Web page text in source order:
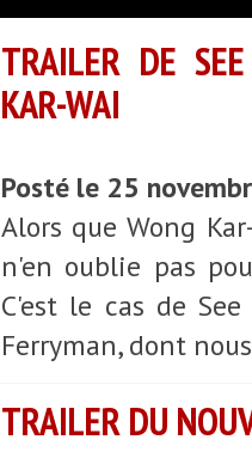
TRAILER DE
KAR-WAI
Posté le 25
Alors que Wong
n'en oublie pas
C'est le cas de
Ferryman, dont
TRAILER DU